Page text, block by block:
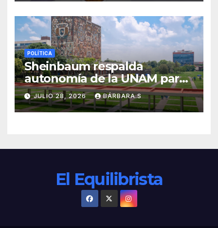
POLÍTICA
Sheinbaum respalda
autonomía de la UNAM para
resolver polémica por
examen de ingreso
JULIO 28, 2026 BÁRBARA.S
El Equilibrista